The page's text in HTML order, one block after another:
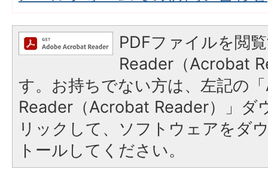
PDFファイルを閲
Reader（Acrobat
す。お持ちでない方は、左記の
Reader（Acrobat Reader）」ダ
リックして、ソフトウェアをダ
トールしてください。